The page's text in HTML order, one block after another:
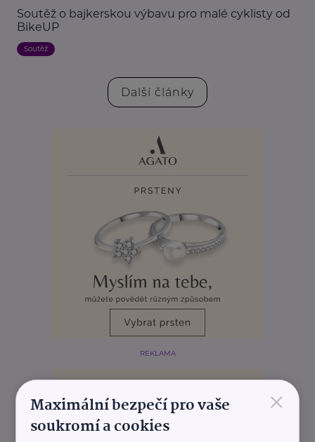
Soutěž o bajkerskou výbavu pro malé cyklisty od
BikeUP
Soutěž
Další články
REKLAMA
×
Maximální bezpečí pro vaše
soukromí a cookies